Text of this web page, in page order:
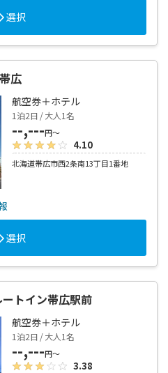
選択
広
航空券＋ホテル
1泊2日 / 大人1名
--,---円～
4.10
北海道帯広市西2条南13丁目1番地
選択
トイン帯広駅前
航空券＋ホテル
1泊2日 / 大人1名
--,---円～
3.38